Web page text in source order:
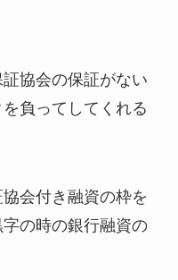
協会の保証がない
負ってしてくれる
会付き融資の枠を
の時の銀行融資の